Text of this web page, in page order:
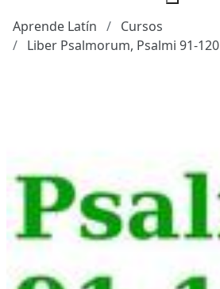
Aprende Latín
Cursos
Liber Psalmorum, Psalmi 91-120